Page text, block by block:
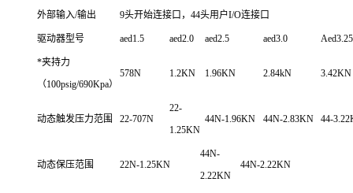
外部输入/输出 9头开始连接口，44头用户I/O连接口
驱动器型号 aed1.5 aed2.0 aed2.5 aed3.0 Aed3.25
*夹持力
（100psig/690Kpa）
578N 1.2KN 1.96KN 2.84kN 3.42KN
动态触发压力范围 22-707N
22-
1.25KN
44N-1.96KN 44N-2.83KN 44-
动态保压范围 22N-1.25KN
44N-
2.22KN
44N-2.22KN